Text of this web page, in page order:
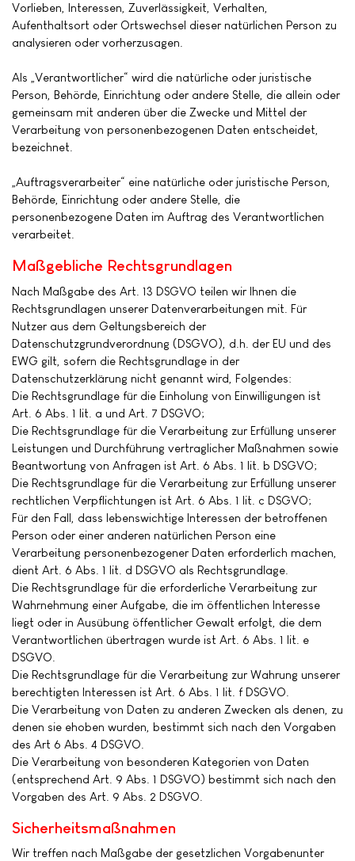
Vorlieben, Interessen, Zuverlässigkeit, Verhalten,
Aufenthaltsort oder Ortswechsel dieser natürlichen Person zu
analysieren oder vorherzusagen.
Als „Verantwortlicher“ wird die natürliche oder juristische
Person, Behörde, Einrichtung oder andere Stelle, die allein oder
gemeinsam mit anderen über die Zwecke und Mittel der
Verarbeitung von personenbezogenen Daten entscheidet,
bezeichnet.
„Auftragsverarbeiter“ eine natürliche oder juristische Person,
Behörde, Einrichtung oder andere Stelle, die
personenbezogene Daten im Auftrag des Verantwortlichen
verarbeitet.
Maßgebliche Rechtsgrundlagen
Nach Maßgabe des Art. 13 DSGVO teilen wir Ihnen die
Rechtsgrundlagen unserer Datenverarbeitungen mit. Für
Nutzer aus dem Geltungsbereich der
Datenschutzgrundverordnung (DSGVO), d.h. der EU und des
EWG gilt, sofern die Rechtsgrundlage in der
Datenschutzerklärung nicht genannt wird, Folgendes:
Die Rechtsgrundlage für die Einholung von Einwilligungen ist
Art. 6 Abs. 1 lit. a und Art. 7 DSGVO;
Die Rechtsgrundlage für die Verarbeitung zur Erfüllung unserer
Leistungen und Durchführung vertraglicher Maßnahmen sowie
Beantwortung von Anfragen ist Art. 6 Abs. 1 lit. b DSGVO;
Die Rechtsgrundlage für die Verarbeitung zur Erfüllung unserer
rechtlichen Verpflichtungen ist Art. 6 Abs. 1 lit. c DSGVO;
Für den Fall, dass lebenswichtige Interessen der betroffenen
Person oder einer anderen natürlichen Person eine
Verarbeitung personenbezogener Daten erforderlich machen,
dient Art. 6 Abs. 1 lit. d DSGVO als Rechtsgrundlage.
Die Rechtsgrundlage für die erforderliche Verarbeitung zur
Wahrnehmung einer Aufgabe, die im öffentlichen Interesse
liegt oder in Ausübung öffentlicher Gewalt erfolgt, die dem
Verantwortlichen übertragen wurde ist Art. 6 Abs. 1 lit. e
DSGVO.
Die Rechtsgrundlage für die Verarbeitung zur Wahrung unserer
berechtigten Interessen ist Art. 6 Abs. 1 lit. f DSGVO.
Die Verarbeitung von Daten zu anderen Zwecken als denen, zu
denen sie ehoben wurden, bestimmt sich nach den Vorgaben
des Art 6 Abs. 4 DSGVO.
Die Verarbeitung von besonderen Kategorien von Daten
(entsprechend Art. 9 Abs. 1 DSGVO) bestimmt sich nach den
Vorgaben des Art. 9 Abs. 2 DSGVO.
Sicherheitsmaßnahmen
Wir treffen nach Maßgabe der gesetzlichen Vorgabenunter